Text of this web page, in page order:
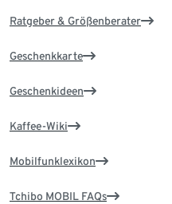
Ratgeber & Größenberater
Geschenkkarte
Geschenkideen
Kaffee-Wiki
Mobilfunklexikon
Tchibo MOBIL FAQs